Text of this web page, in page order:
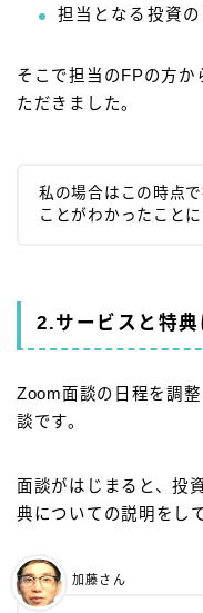
担当となる投資
そこで担当のFPの方か
ただきました。
私の場合はこの時点
ことがわかったことに
2.サービスと特
Zoom面談の日程を調
談です。
面談がはじまると、投
典についての説明をし
加藤さん